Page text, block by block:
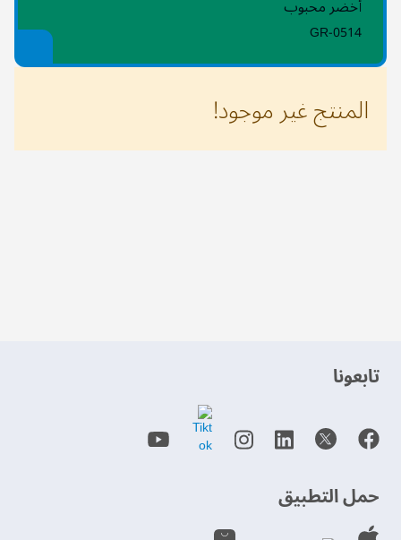
أخضر محبوب
GR-0514
المنتج غير موجود!
‫تابعونا‬
حمل التطبيق